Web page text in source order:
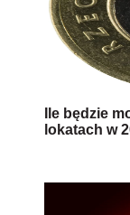
Ile będzie
lokatach w